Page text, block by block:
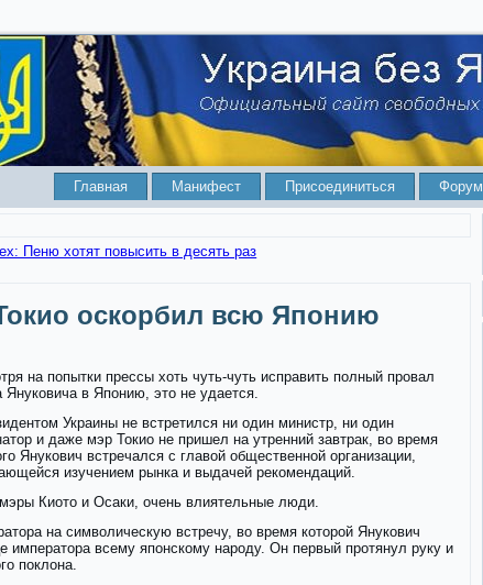
Главная Манифест Присоединиться Форум
Пеню хотят повысить в десять раз
оскорбил всю Японию
на попытки прессы хоть чуть-чуть исправить полный провал
Януковича в Японию, это не удается.
Украины не встретился ни один министр, ни один
и даже мэр Токио не пришел на утренний завтрак, во время
Янукович встречался с главой общественной организации,
изучением рынка и выдачей рекомендаций.
Киото и Осаки, очень влиятельные люди.
на символическую встречу, во время которой Янукович
императора всему японскому народу. Он первый протянул руку и
поклона.